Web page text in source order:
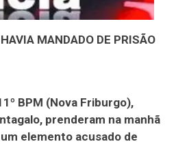
MANDADO DE PRISÃO
BPM (Nova Friburgo),
prenderam na manhã
elemento acusado de